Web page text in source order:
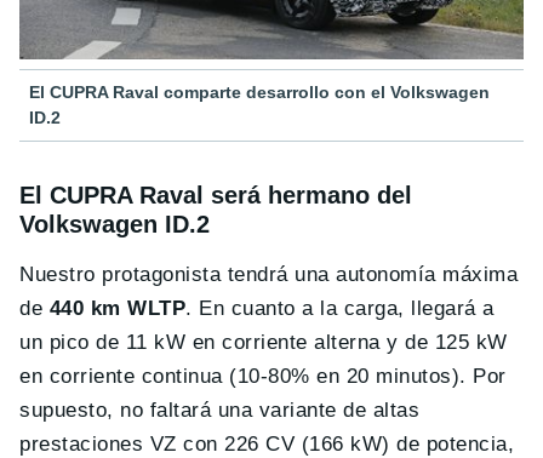
El CUPRA Raval comparte desarrollo con el Volkswagen
ID.2
El CUPRA Raval será hermano del
Volkswagen ID.2
Nuestro protagonista tendrá una autonomía máxima
de 440 km WLTP. En cuanto a la carga, llegará a
un pico de 11 kW en corriente alterna y de 125 kW
en corriente continua (10-80% en 20 minutos). Por
supuesto, no faltará una variante de altas
prestaciones VZ con 226 CV (166 kW) de potencia,